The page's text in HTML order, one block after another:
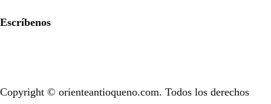
Escríbenos
Copyright © orienteantioqueno.com. Todos los derechos